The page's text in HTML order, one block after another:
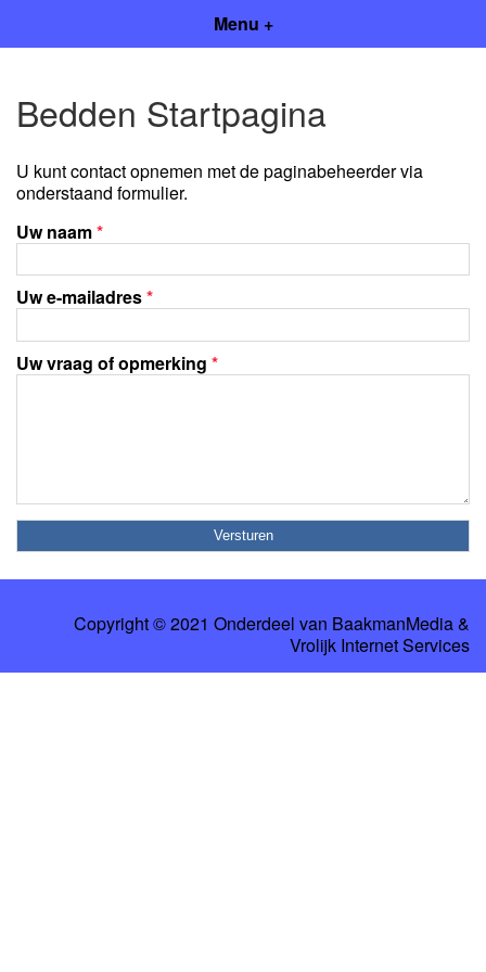
Menu +
Bedden Startpagina
U kunt contact opnemen met de paginabeheerder via
onderstaand formulier.
Uw naam*
Uw e-mailadres*
Uw vraag of opmerking *
Copyright © 2021 Onderdeel van BaakmanMedia&
Vrolijk Internet Services